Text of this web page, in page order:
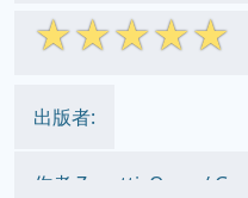
☆☆☆☆☆
出版者:
作者:Zanetti, Oscar/